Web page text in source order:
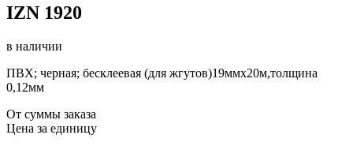
IZN 1920
в наличии
ПВХ; черная; беcклеевая (для жгутов)19ммх20м,толщина
0,12мм
От суммы заказа
Цена за единицу